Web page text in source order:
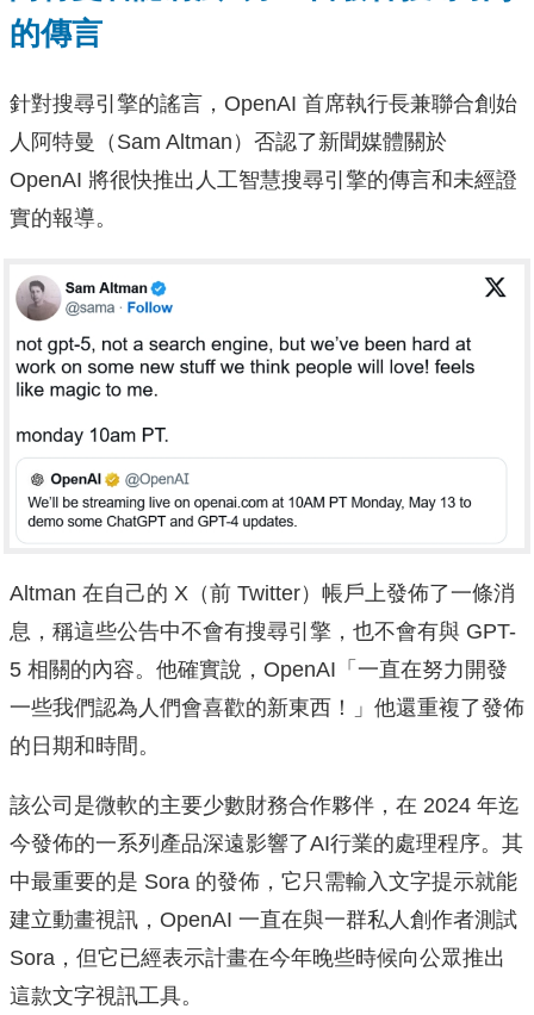
的傳言
針對搜尋引擎的謠言，OpenAI 首席執行長兼聯合創始
人阿特曼（Sam Altman）否認了新聞媒體關於
OpenAI 將很快推出人工智慧搜尋引擎的傳言和未經證
實的報導。
Altman 在自己的 X（前 Twitter）帳戶上發佈了一條消
息，稱這些公告中不會有搜尋引擎，也不會有與 GPT-
5 相關的內容。他確實說，OpenAI「一直在努力開發
一些我們認為人們會喜歡的新東西！」他還重複了發佈
的日期和時間。
該公司是微軟的主要少數財務合作夥伴，在 2024 年迄
今發佈的一系列產品深遠影響了AI行業的處理程序。其
中最重要的是 Sora 的發佈，它只需輸入文字提示就能
建立動畫視訊，OpenAI 一直在與一群私人創作者測試
Sora，但它已經表示計畫在今年晚些時候向公眾推出
這款文字視訊工具。